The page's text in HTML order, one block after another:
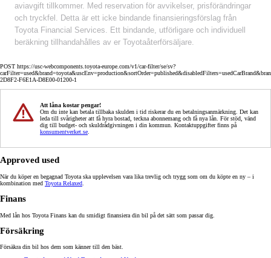
aviavgift tillkommer. Med reservation för avvikelser, prisförändringar
och tryckfel. Detta är ett icke bindande finansieringsförslag från
Toyota Financial Services. Ett bindande, utförligare och individuell
beräkning tillhandahålles av er Toyotaåterförsäljare.
POST https://usc-webcomponents.toyota-europe.com/v1/car-filter/se/sv?
2D8F2-F6E1A-D8E00-01200-1
Att låna kostar pengar!
Om du inte kan betala tillbaka skulden i tid riskerar du en betalningsanmärkning. Det kan
leda till svårigheter att få hyra bostad, teckna abonnemang och få nya lån. För stöd, vänd
dig till budget- och skuldrådgivningen i din kommun. Kontaktuppgifter finns på
konsumentverket.se
Approved used
När du köper en begagnad Toyota ska upplevelsen vara lika trevlig och trygg som om du köpte en ny – i
kombination med Toyota Relaxed
Finans
Med lån hos Toyota Finans kan du smidigt finansiera din bil på det sätt som passar dig.
Försäkring
Försäkra din bil hos dem som känner till den bäst.